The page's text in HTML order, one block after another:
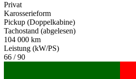
Privat
Karosserieform
Pickup (Doppelkabine)
Tachostand (abgelesen)
104 000 km
Leistung (kW/PS)
66 / 90